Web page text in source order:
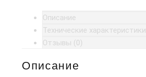
Описание
Технические характеристики
Отзывы (0)
Описание